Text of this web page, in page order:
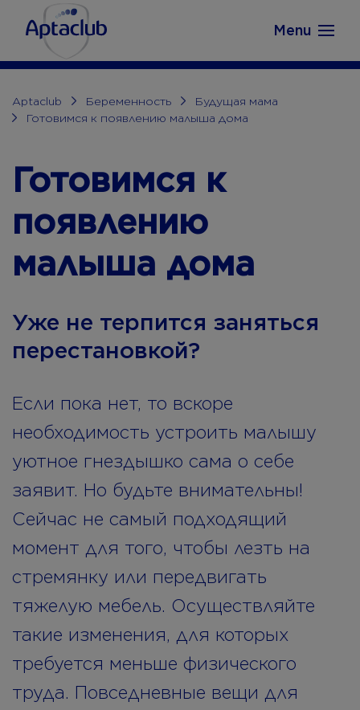
Skip to content
Aptaclub.ee Menu
Aptaclub Беременность
Будущая мама
Готовимся к появлению малыша дома
Готовимся к
появлению
малыша дома
Уже не терпится заняться
перестановкой?
Если пока нет, то вскоре
необходимость устроить малышу
уютное гнездышко сама о себе
заявит. Но будьте внимательны!
Сейчас не самый подходящий
момент для того, чтобы лезть на
стремянку или передвигать
тяжелую мебель. Осуществляйте
такие изменения, для которых
требуется меньше физического
труда. Повседневные вещи для